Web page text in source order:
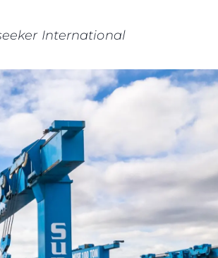
International